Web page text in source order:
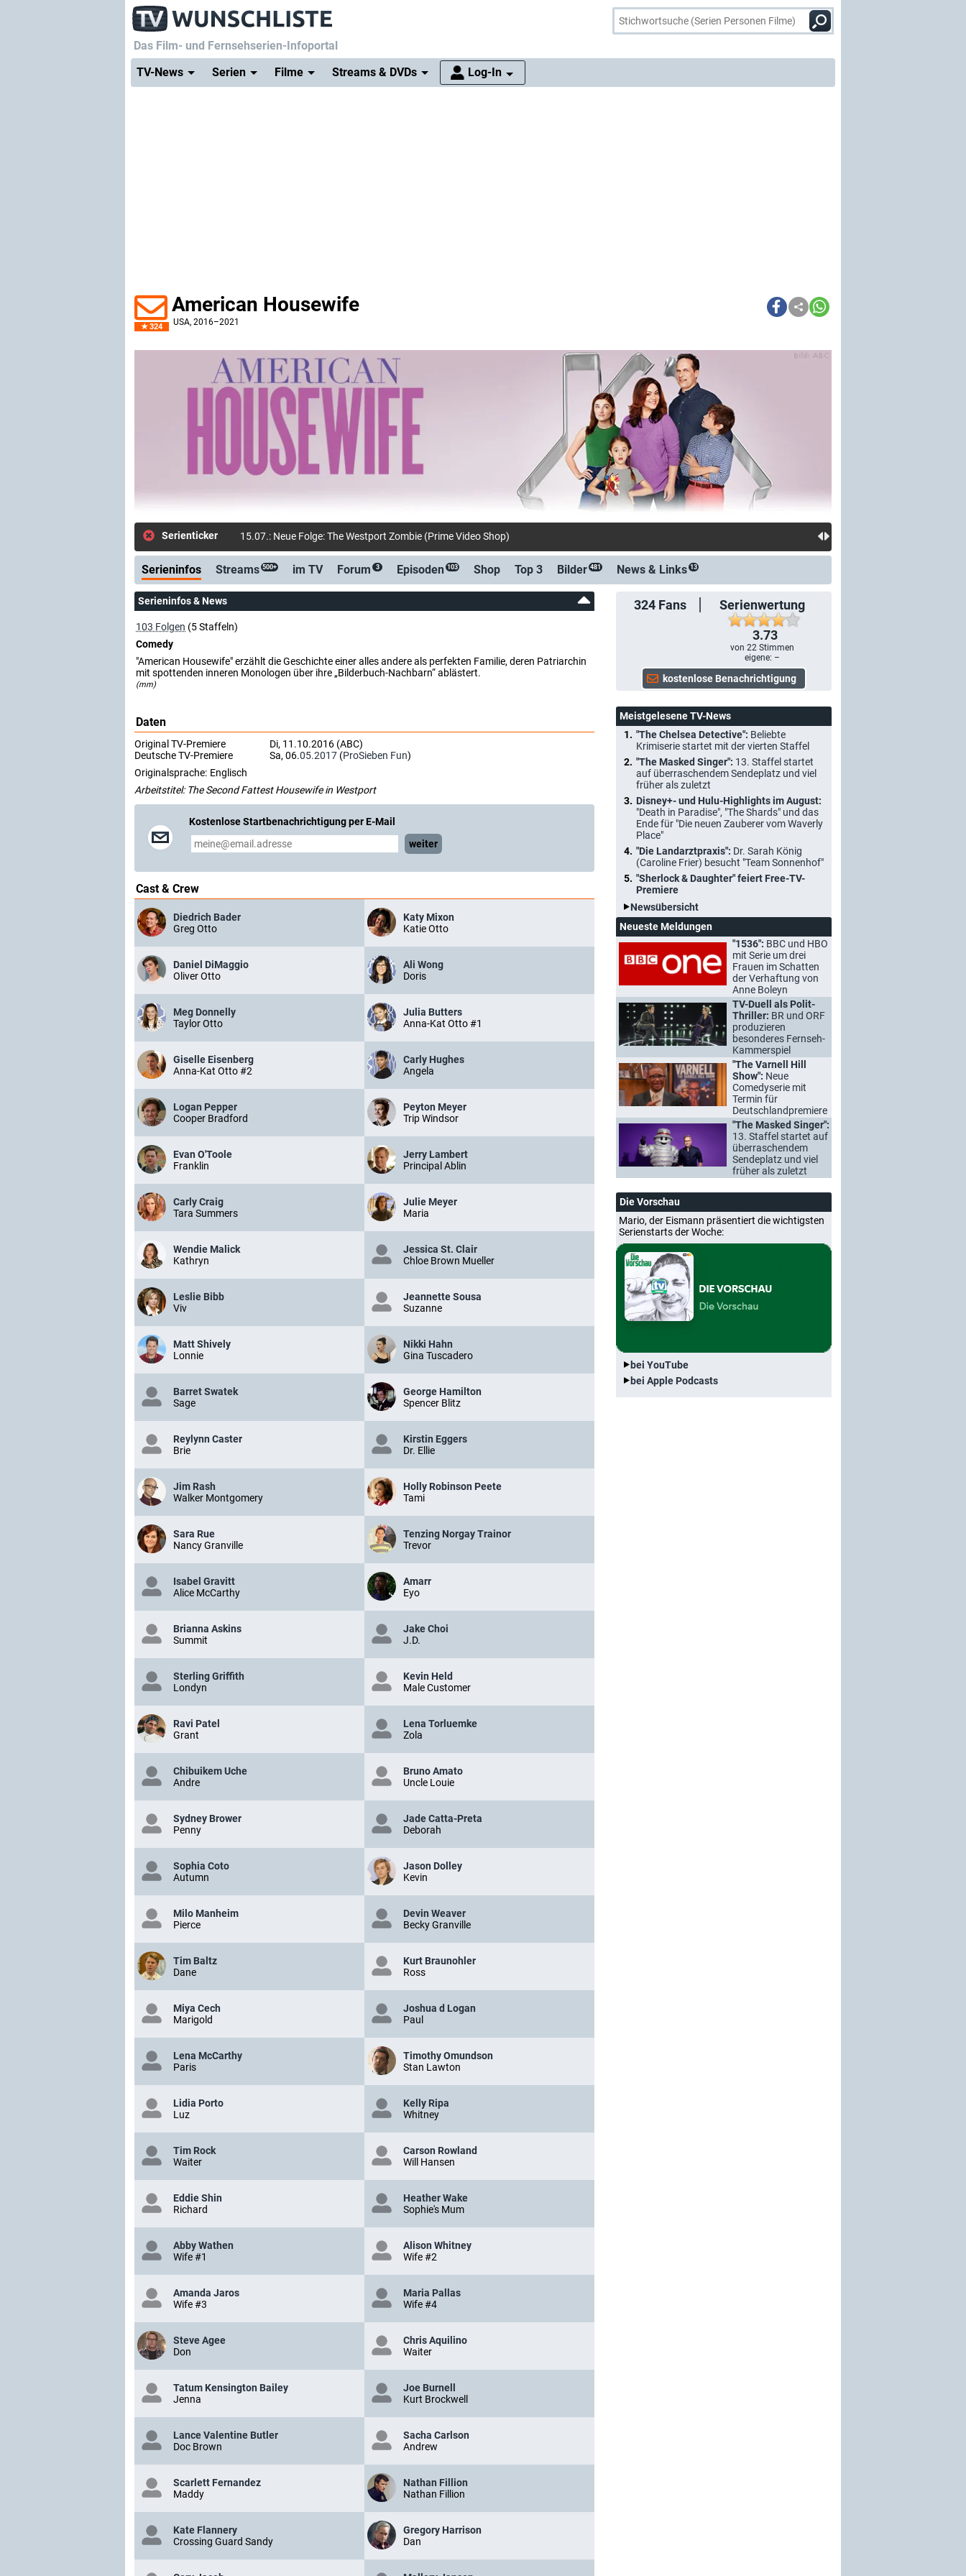
Das Film- und Fernsehserien-Infoportal
TV-News
Serien Filme Streams & DVDs Log-In
324
American Housewife
USA, 2016–2021
Serienticker 15.07.: Neue Folge: The Westport Zombie (Prime Video Shop)
Serieninfos Streams 500+ im TV Forum 3 Episoden 103 Shop Top 3 Bilder 481 News & Links 13
324 Fans
Serienwertung
3.73
von 22 Stimmen
eigene: –
Serieninfos & News
103 Folgen (5 Staffeln)
Comedy
"American Housewife" erzählt die Geschichte einer alles andere als perfekten Familie, deren Patriarchin
mit spottenden inneren Monologen über ihre „Bilderbuch-Nachbarn“ ablästert.
(mm)
Daten
Original TV-Premiere
Di, 11.10.2016 (ABC)
Deutsche TV-Premiere
Sa, 06.05.2017 (ProSieben Fun)
Originalsprache: Englisch
Arbeitstitel: The Second Fattest Housewife in Westport
Kostenlose Startbenachrichtigung per E-Mail
weiter
Cast & Crew
Diedrich Bader
Greg Otto
Katy Mixon
Katie Otto
Daniel DiMaggio
Oliver Otto
Ali Wong
Doris
Meg Donnelly
Taylor Otto
Julia Butters
Anna-Kat Otto #1
Giselle Eisenberg
Anna-Kat Otto #2
Carly Hughes
Angela
Logan Pepper
Cooper Bradford
Peyton Meyer
Trip Windsor
Evan O'Toole
Franklin
Jerry Lambert
Principal Ablin
Carly Craig
Tara Summers
Julie Meyer
Maria
Wendie Malick
Kathryn
Jessica St. Clair
Chloe Brown Mueller
Leslie Bibb
Viv
Jeannette Sousa
Suzanne
Matt Shively
Lonnie
Nikki Hahn
Gina Tuscadero
Barret Swatek
Sage
George Hamilton
Spencer Blitz
Reylynn Caster
Brie
Kirstin Eggers
Dr. Ellie
Jim Rash
Walker Montgomery
Holly Robinson Peete
Tami
Sara Rue
Nancy Granville
Tenzing Norgay Trainor
Trevor
Isabel Gravitt
Alice McCarthy
Amarr
Eyo
Brianna Askins
Summit
Jake Choi
J.D.
Sterling Griffith
Londyn
Kevin Held
Male Customer
Ravi Patel
Grant
Lena Torluemke
Zola
Chibuikem Uche
Andre
Bruno Amato
Uncle Louie
Sydney Brower
Penny
Jade Catta-Preta
Deborah
Sophia Coto
Autumn
Jason Dolley
Kevin
Milo Manheim
Pierce
Devin Weaver
Becky Granville
Tim Baltz
Dane
Kurt Braunohler
Ross
Miya Cech
Marigold
Joshua d Logan
Paul
Lena McCarthy
Paris
Timothy Omundson
Stan Lawton
Lidia Porto
Luz
Kelly Ripa
Whitney
Tim Rock
Waiter
Carson Rowland
Will Hansen
Eddie Shin
Richard
Heather Wake
Sophie's Mum
Abby Wathen
Wife #1
Alison Whitney
Wife #2
Amanda Jaros
Wife #3
Maria Pallas
Wife #4
Steve Agee
Don
Chris Aquilino
Waiter
Tatum Kensington Bailey
Jenna
Joe Burnell
Kurt Brockwell
Lance Valentine Butler
Doc Brown
Sacha Carlson
Andrew
Scarlett Fernandez
Maddy
Nathan Fillion
Nathan Fillion
Kate Flannery
Crossing Guard Sandy
Gregory Harrison
Dan
Meistgelesene TV-News
"The Chelsea Detective": Beliebte
Krimiserie startet mit der vierten Staffel
"The Masked Singer": 13. Staffel startet
auf überraschendem Sendeplatz und viel
früher als zuletzt
Disney+- und Hulu-Highlights im August:
"Death in Paradise", "The Shards" und das
Ende für "Die neuen Zauberer vom Waverly
Place"
"Die Landarztpraxis": Dr. Sarah König
(Caroline Frier) besucht "Team Sonnenhof"
"Sherlock & Daughter" feiert Free-TV-
Premiere
Newsübersicht
Neueste Meldungen
"1536": BBC und HBO
mit Serie um drei
Frauen im Schatten
der Verhaftung von
Anne Boleyn
TV-Duell als Polit-
Thriller: BR und ORF
produzieren
besonderes Fernseh-
Kammerspiel
"The Varnell Hill
Show": Neue
Comedyserie mit
Termin für
Deutschlandpremiere
"The Masked Singer":
13. Staffel startet auf
überraschendem
Sendeplatz und viel
früher als zuletzt
Die Vorschau
Mario, der Eismann präsentiert die wichtigsten
Serienstarts der Woche:
bei YouTube
bei Apple Podcasts